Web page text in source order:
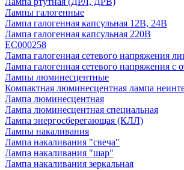
Лампы галогенные
Лампа галогенная капсульная 12В, 24В
Лампа галогенная капсульная 220В
EC000258
Лампа галогенная сетевого напряжения
Лампа галогенная сетевого напряжения с
Лампы люминесцентные
Компактная люминесцентная лампа
Лампа люминесцентная
Лампа люминесцентная специальная
Лампа энергосберегающая (КЛЛ)
Лампы накаливания
Лампа накаливания "свеча"
Лампа накаливания "шар"
Лампа накаливания зеркальная